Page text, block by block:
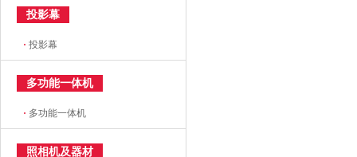
投影幕
·投影幕
多功能一体机
· 多功能一体机
照相机及器材